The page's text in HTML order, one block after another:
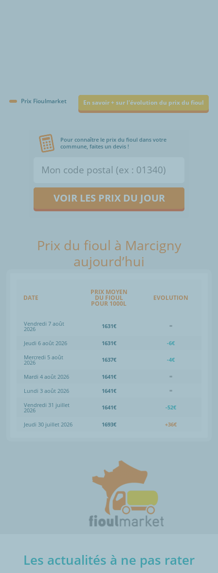
Prix Fioulmarket En savoir + sur l'évolution du prix du fioul
Pour connaître le prix du fioul dans votre
commune, faites un devis !
VOIR LES PRIX DU JOUR
Prix du fioul à Marcigny
aujourd’hui
DATE
PRIX MOYEN
DU FIOUL
POUR 1000L
EVOLUTION
Vendredi 7 août
2026 1631€ =
Jeudi 6 août 2026 1631€
-6€
Mercredi 5 août
2026 1637€ -4€
Mardi 4 août 2026 1641€
=
Lundi 3 août 2026
1641€
=
Vendredi 31 juillet
2026 1641€ -52€
Jeudi 30 juillet 2026 1693€ +36€
Les actualités à ne pas rater